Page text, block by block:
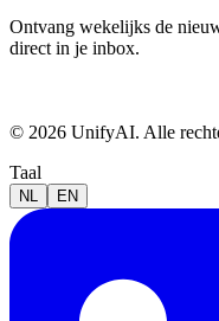
Ontvang wekelijks de
direct in je inbox.
© 2026 UnifyAI. Alle
Taal
NL EN